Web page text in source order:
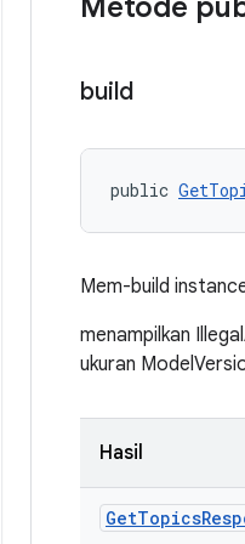
Metode
build
public
Mem-build
menampilkan
ukuran
Hasil
GetTopics